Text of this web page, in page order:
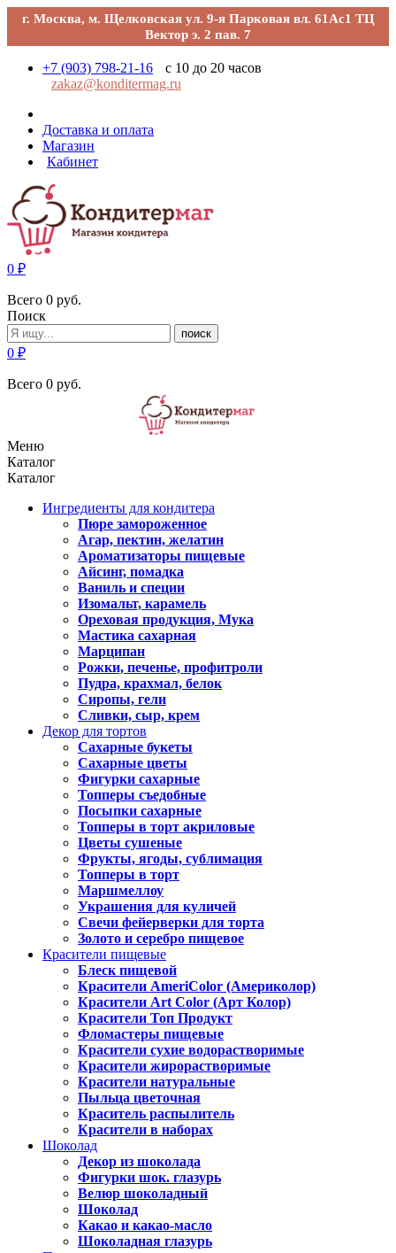
г. Москва, м. Щелковская ул. 9-я Парковая вл. 61Ас1 ТЦ
Вектор э. 2 пав. 7
+7 (903) 798-21-16
с 10 до 20 часов
zakaz@konditermag.ru
Доставка и оплата
Магазин
Кабинет
0 ₽
Всего 0 руб.
Поиск
поиск
0 ₽
Всего 0 руб.
Меню
Каталог
Каталог
Ингредиенты для кондитера
Пюре замороженное
Агар, пектин, желатин
Ароматизаторы пищевые
Айсинг, помадка
Ваниль и специи
Изомальт, карамель
Ореховая продукция, Мука
Мастика сахарная
Марципан
Рожки, печенье, профитроли
Пудра, крахмал, белок
Сиропы, гели
Сливки, сыр, крем
Декор для тортов
Сахарные букеты
Сахарные цветы
Фигурки сахарные
Топперы съедобные
Посыпки сахарные
Топперы в торт акриловые
Цветы сушеные
Фрукты, ягоды, сублимация
Топперы в торт
Маршмеллоу
Украшения для куличей
Свечи фейерверки для торта
Золото и серебро пищевое
Красители пищевые
Блеск пищевой
Красители AmeriColor (Америколор)
Красители Art Color (Арт Колор)
Красители Топ Продукт
Фломастеры пищевые
Красители сухие водорастворимые
Красители жирорастворимые
Красители натуральные
Пыльца цветочная
Краситель распылитель
Красители в наборах
Шоколад
Декор из шоколада
Фигурки шок. глазурь
Велюр шоколадный
Шоколад
Какао и какао-масло
Шоколадная глазурь